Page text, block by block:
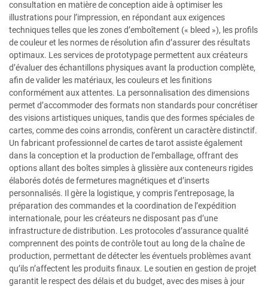
consultation en matière de conception aide à optimiser les
illustrations pour l’impression, en répondant aux exigences
techniques telles que les zones d’emboîtement (« bleed »), les profils
de couleur et les normes de résolution afin d’assurer des résultats
optimaux. Les services de prototypage permettent aux créateurs
d’évaluer des échantillons physiques avant la production complète,
afin de valider les matériaux, les couleurs et les finitions
conformément aux attentes. La personnalisation des dimensions
permet d’accommoder des formats non standards pour concrétiser
des visions artistiques uniques, tandis que des formes spéciales de
cartes, comme des coins arrondis, confèrent un caractère distinctif.
Un fabricant professionnel de cartes de tarot assiste également
dans la conception et la production de l’emballage, offrant des
options allant des boîtes simples à glissière aux conteneurs rigides
élaborés dotés de fermetures magnétiques et d’inserts
personnalisés. Il gère la logistique, y compris l’entreposage, la
préparation des commandes et la coordination de l’expédition
internationale, pour les créateurs ne disposant pas d’une
infrastructure de distribution. Les protocoles d’assurance qualité
comprennent des points de contrôle tout au long de la chaîne de
production, permettant de détecter les éventuels problèmes avant
qu’ils n’affectent les produits finaux. Le soutien en gestion de projet
garantit le respect des délais et du budget, avec des mises à jour